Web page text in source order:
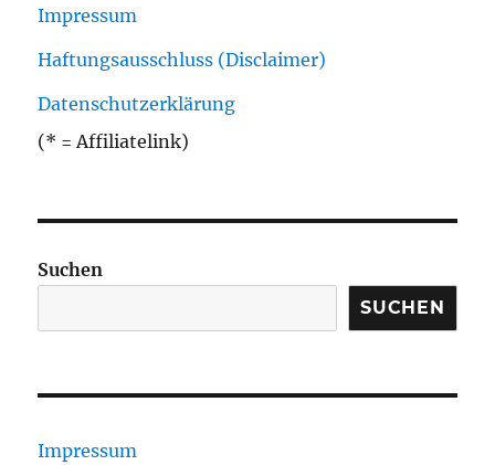
Impressum
Haftungsausschluss (Disclaimer)
Datenschutzerklärung
(* = Affiliatelink)
Suchen
SUCHEN
Impressum